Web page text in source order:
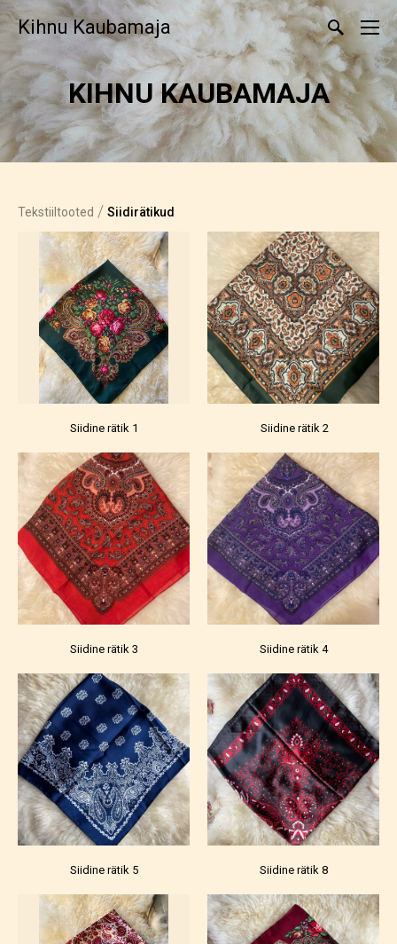
Kihnu Kaubamaja
KIHNU KAUBAMAJA
Tekstiiltooted / Siidirätikud
Siidine rätik 1 Siidine rätik 2
Siidine rätik 3 Siidine rätik 4
Siidine rätik 5 Siidine rätik 8